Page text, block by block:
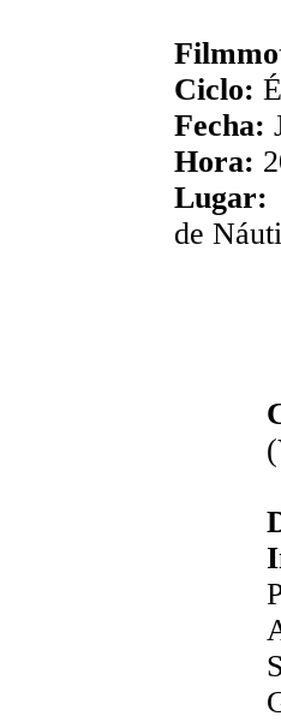
Ciclo:
Fecha:
Hora:
Lugar:
de